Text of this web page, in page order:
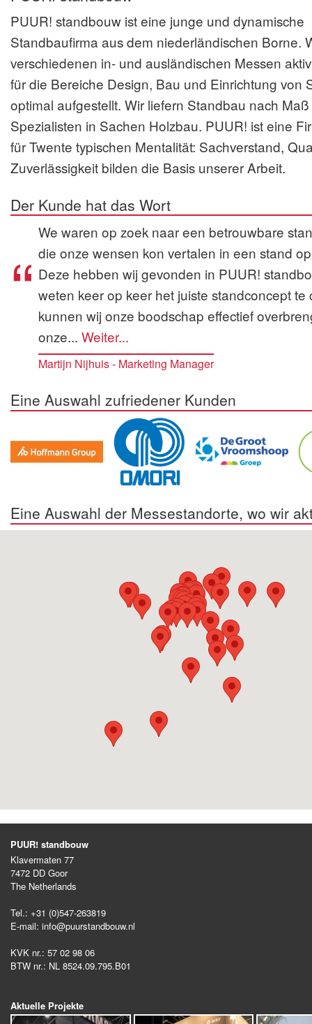
PUUR! standbouw ist eine junge und dynamische
Standbaufirma aus dem niederländischen Borne.
verschiedenen in- und ausländischen Messen
für die Bereiche Design, Bau und Einrichtung von
optimal aufgestellt. Wir liefern Standbau nach
Spezialisten in Sachen Holzbau. PUUR! ist eine
für Twente typischen Mentalität: Sachverstand,
Zuverlässigkeit bilden die Basis unserer Arbeit.
Der Kunde hat das Wort
We waren op zoek naar een betrouwbare
die onze wensen kon vertalen in een stand
Deze hebben wij gevonden in PUUR!
weten keer op keer het juiste standconcept te
kunnen wij onze boodschap effectief
onze... Weiter...
Martijn Nijhuis - Marketing Manager
Eine Auswahl zufriedener Kunden
Eine Auswahl der Messestandorte, wo wir
PUUR! standbouw
Klavermaten 77
7472 DD Goor
The Netherlands
Tel.: +31 (0)547-263819
E-mail: info@puurstandbouw.nl
KVK nr.: 57 02 98 06
BTW nr.: NL 8524.09.795.B01
Aktuelle Projekte